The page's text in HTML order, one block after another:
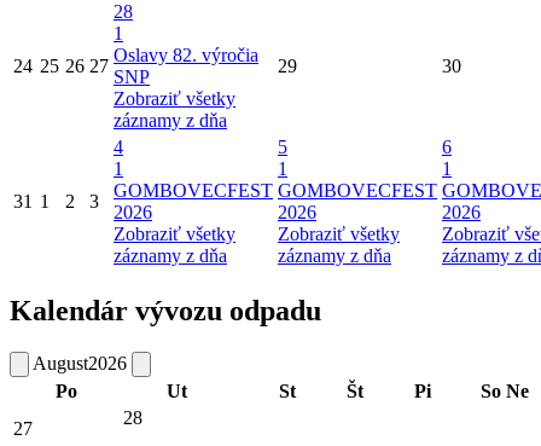
24 25 26 27
28
1
Oslavy 82. výročia
SNP
Zobraziť všetky
záznamy z dňa
29 30
31 1 2 3
4
1
GOMBOVECFEST
2026
Zobraziť všetky
záznamy z dňa
5
1
GOMBOVECFEST
2026
Zobraziť všetky
záznamy z dňa
6
1
2026
Zobraziť
záznamy z
Kalendár vývozu odpadu
August2026
Po
Ut St Št Pi So Ne
27
28